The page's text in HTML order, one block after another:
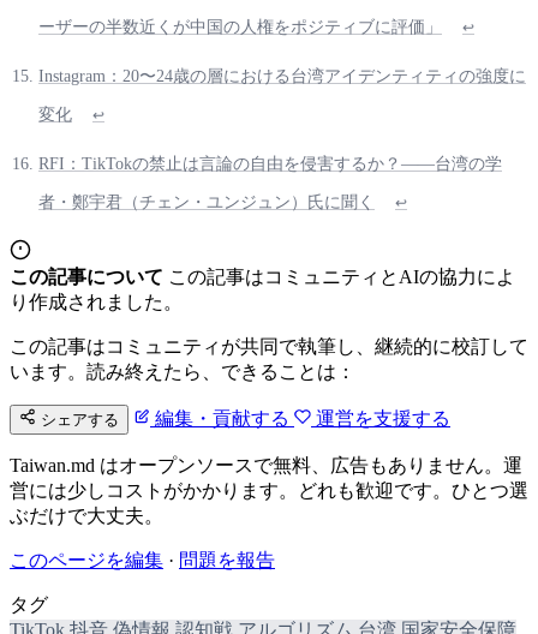
ーザーの半数近くが中国の人権をポジティブに評価」 ↩
Instagram：20〜24歳の層における台湾アイデンティティの強度に
変化 ↩
RFI：TikTokの禁止は言論の自由を侵害するか？――台湾の学
者・鄭宇君（チェン・ユンジュン）氏に聞く ↩
この記事について この記事はコミュニティとAIの協力によ
り作成されました。
この記事はコミュニティが共同で執筆し、継続的に校訂して
います。読み終えたら、できることは：
シェアする 編集・貢献する 運営を支援する
Taiwan.md はオープンソースで無料、広告もありません。運
営には少しコストがかかります。どれも歓迎です。ひとつ選
ぶだけで大丈夫。
このページを編集 · 問題を報告
タグ